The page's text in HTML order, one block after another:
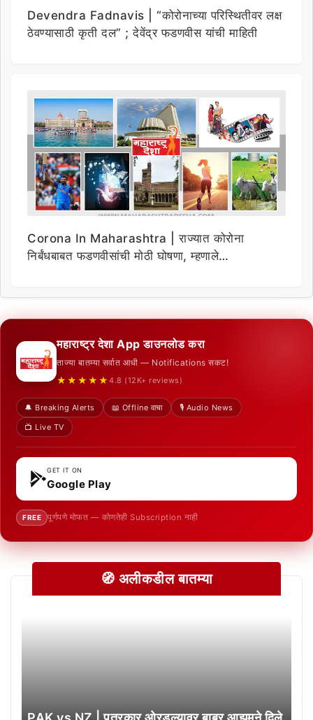
Devendra Fadnavis | “कोरोनाच्या परिस्थितीवर लक्ष
ठेवण्यासाठी कृती दल” ; देवेंद्र फडणवीस यांची माहिती
Corona In Maharashtra | राज्यात कोरोना
निर्बंधबाबत फडणवीसांची मोठी घोषणा, म्हणाले…
महाराष्ट्र देशा App डाउनलोड करा
ताज्या बातम्या सर्वात आधी — Notifications सकट!
★★★★★ 4.8 (12K+ reviews)
🔔 Breaking Alerts 📖 Offline वाचा
🎙️ Audio News
📺 Live TV
GET IT ON
Google Play
FREE पूर्णपणे मोफत — कोणतेही Subscription नाही
🧭 अलीकडील बातम्या